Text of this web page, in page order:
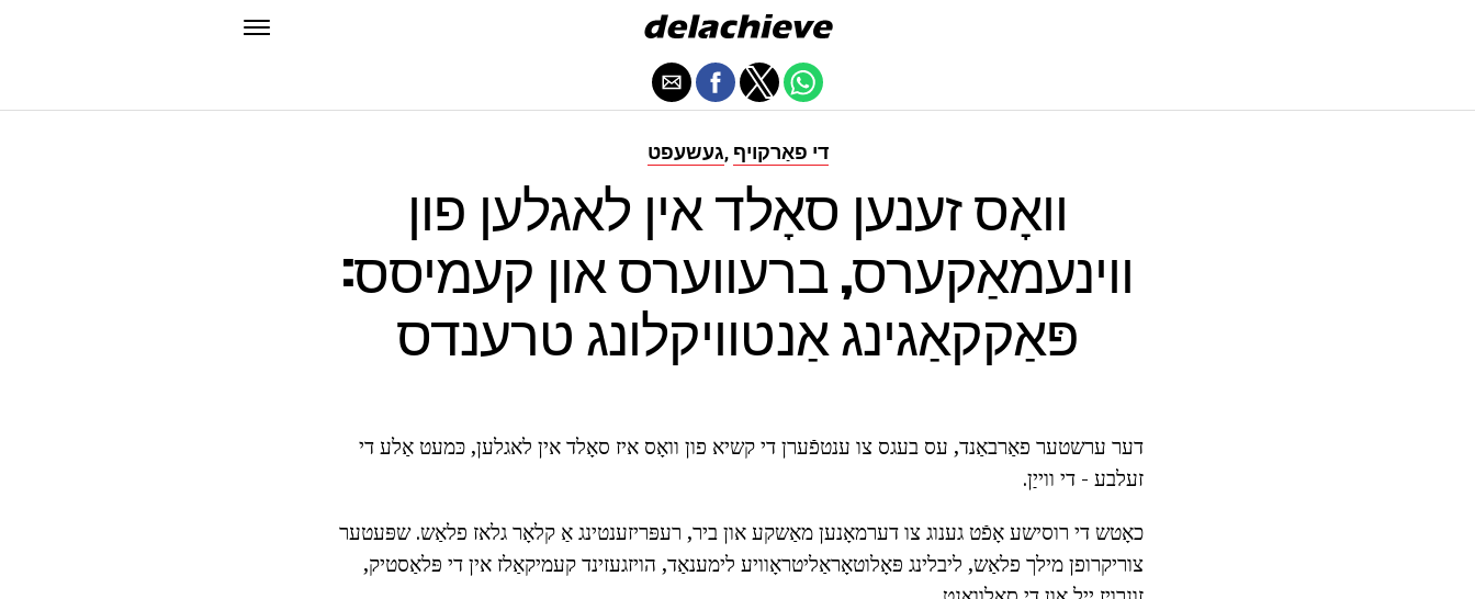
געשעפט, די פאַרקויף
וואָס זענען סאָלד אין לאגלען פון
ווינעמאַקערס, ברעווערס און קעמיסס:
פּאַקקאַגינג אַנטוויקלונג טרענדס
דער ערשטער פאַרבאַנד, עס בעגס צו ענטפֿערן די קשיא פון וואָס איז סאָלד אין לאגלען, כּמעט אַלע די
זעלבע - די ווייַן.
כאָטש די רוסישע אָפֿט גענוג צו דערמאָנען מאַשקע און ביר, רעפּריזענטינג אַ קלאָר גלאז פלאַש. שפּעטער
צוריקרופן מילך פלאַש, ליבלינג פּאָלוטאָראַליטראָוויע לימענאַד, הויזגעזינד קעמיקאַלז אין די פּלאַסטיק,